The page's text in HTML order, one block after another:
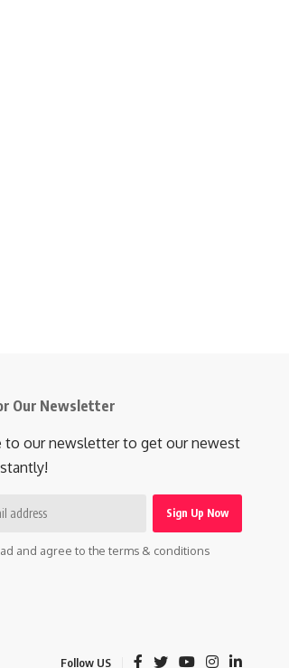
Our Newsletter
to our newsletter to get our newest
and agree to the terms & conditions
Follow US